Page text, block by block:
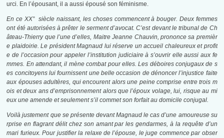
urci. En l’épousant, il a aussi épousé son féminisme.
En ce XX° siècle naissant, les choses commencent à bouger. Deux femmes
ont été autorisées à prêter le serment d’avocat. C’est devant le tribunal de Ch
âteau-Thierry que l’une d’elles, Maitre Jeanne Chauvin, prononce sa premièr
e plaidoirie. Le président Magnaud lui réserve un accueil chaleureux et profit
e de l’occasion pour appeler l’institution judiciaire à s’ouvrir elle aussi aux fe
mmes. En attendant, il mène combat pour elles. Les déboires conjugaux de s
es concitoyens lui fournissent une belle occasion de dénoncer l’injustice faite
aux épouses adultères, qui encourent alors une peine comprise entre trois m
ois et deux ans d’emprisonnement alors que l’époux volage, lui, risque au mi
eux une amende et seulement s’il commet son forfait au domicile conjugal.
Voilà justement que se présente devant Magnaud le cas d’une amoureuse su
rprise en flagrant délit chez son amant par les gendarmes, à la requête d’un
mari furieux. Pour justifier la relaxe de l’épouse, le juge commence par obser